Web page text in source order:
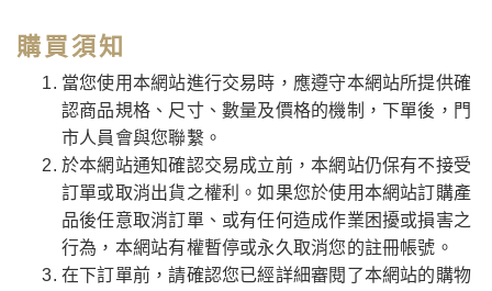
購買須知
當您使用本網站進行交易時，應遵守本網站所提供確
認商品規格、尺寸、數量及價格的機制，下單後，門
市人員會與您聯繫。
於本網站通知確認交易成立前，本網站仍保有不接受
訂單或取消出貨之權利。如果您於使用本網站訂購產
品後任意取消訂單、或有任何造成作業困擾或損害之
行為，本網站有權暫停或永久取消您的註冊帳號。
在下訂單前，請確認您已經詳細審閱了本網站的購物